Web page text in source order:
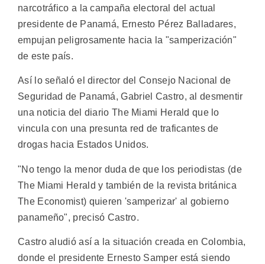
narcotráfico a la campaña electoral del actual
presidente de Panamá, Ernesto Pérez Balladares,
empujan peligrosamente hacia la "samperización"
de este país.
Así lo señaló el director del Consejo Nacional de
Seguridad de Panamá, Gabriel Castro, al desmentir
una noticia del diario The Miami Herald que lo
vincula con una presunta red de traficantes de
drogas hacia Estados Unidos.
"No tengo la menor duda de que los periodistas (de
The Miami Herald y también de la revista británica
The Economist) quieren 'samperizar' al gobierno
panameño", precisó Castro.
Castro aludió así a la situación creada en Colombia,
donde el presidente Ernesto Samper está siendo